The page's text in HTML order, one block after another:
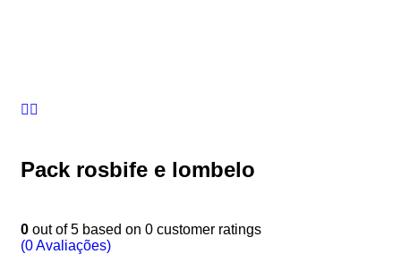
Pack rosbife e lombelo
0 out of5 based on 0 customer ratings
(0Avaliações)